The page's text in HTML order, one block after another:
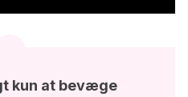
kun at bevæge